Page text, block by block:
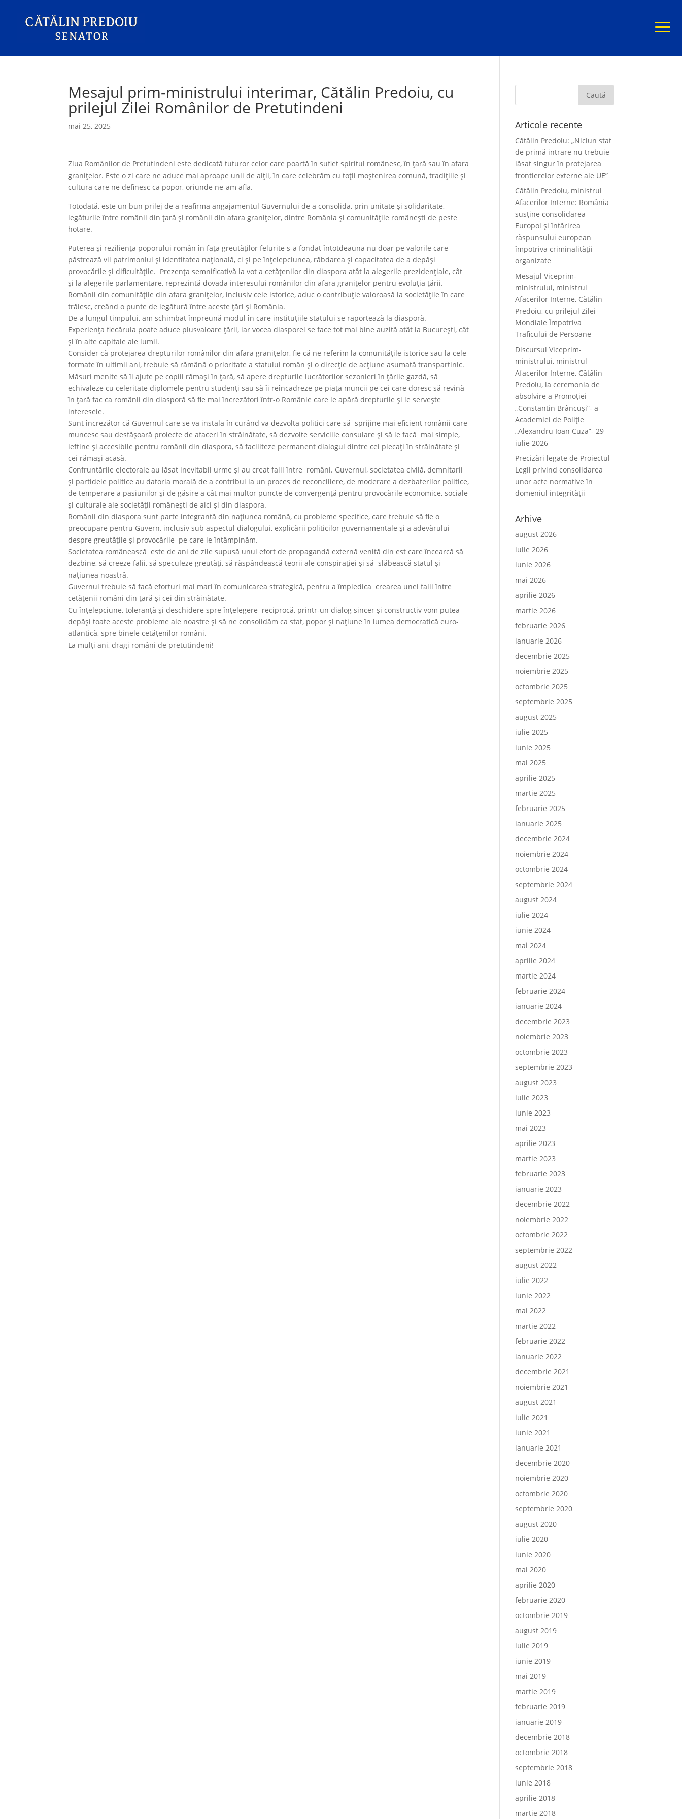
Mesajul prim-ministrului interimar, Cătălin Predoiu, cu
prilejul Zilei Românilor de Pretutindeni
mai 25, 2025
Ziua Românilor de Pretutindeni este dedicată tuturor celor care poartă în suflet spiritul românesc, în țară sau în afara
granițelor. Este o zi care ne aduce mai aproape unii de alţii, în care celebrăm cu toții moștenirea comună, tradițiile și
cultura care ne definesc ca popor, oriunde ne-am afla.
Totodată, este un bun prilej de a reafirma angajamentul Guvernului de a consolida, prin unitate și solidaritate,
legăturile între românii din țară și românii din afara granițelor, dintre România și comunitățile românești de peste
hotare.
Puterea și reziliența poporului român în fața greutăților felurite s-a fondat întotdeauna nu doar pe valorile care
păstrează vii patrimoniul și identitatea națională, ci și pe înțelepciunea, răbdarea și capacitatea de a depăși
provocările și dificultățile. Prezența semnificativă la vot a cetățenilor din diaspora atât la alegerile prezidențiale, cât
și la alegerile parlamentare, reprezintă dovada interesului românilor din afara granițelor pentru evoluția țării.
Românii din comunitățile din afara granițelor, inclusiv cele istorice, aduc o contribuție valoroasă la societățile în care
trăiesc, creând o punte de legătură între aceste țări și România.
De-a lungul timpului, am schimbat împreună modul în care instituțiile statului se raportează la diasporă.
Experiența fiecăruia poate aduce plusvaloare țării, iar vocea diasporei se face tot mai bine auzită atât la București, cât
și în alte capitale ale lumii.
Consider că protejarea drepturilor românilor din afara granițelor, fie că ne referim la comunitățile istorice sau la cele
formate în ultimii ani, trebuie să rămână o prioritate a statului român și o direcție de acțiune asumată transpartinic.
Măsuri menite să îi ajute pe copiii rămași în țară, să apere drepturile lucrătorilor sezonieri în țările gazdă, să
echivaleze cu celeritate diplomele pentru studenți sau să îi reîncadreze pe piața muncii pe cei care doresc să revină
în țară fac ca românii din diasporă să fie mai încrezători într-o Românie care le apără drepturile și le servește
interesele.
Sunt încrezător că Guvernul care se va instala în curând va dezvolta politici care să sprijine mai eficient românii care
muncesc sau desfășoară proiecte de afaceri în străinătate, să dezvolte serviciile consulare și să le facă mai simple,
ieftine și accesibile pentru românii din diaspora, să faciliteze permanent dialogul dintre cei plecați în străinătate și
cei rămași acasă.
Confruntările electorale au lăsat inevitabil urme și au creat falii între români. Guvernul, societatea civilă, demnitarii
și partidele politice au datoria morală de a contribui la un proces de reconciliere, de moderare a dezbaterilor politice,
de temperare a pasiunilor și de găsire a cât mai multor puncte de convergență pentru provocările economice, sociale
și culturale ale societății românești de aici și din diaspora.
Românii din diaspora sunt parte integrantă din națiunea română, cu probleme specifice, care trebuie să fie o
preocupare pentru Guvern, inclusiv sub aspectul dialogului, explicării politicilor guvernamentale și a adevărului
despre greutățile și provocările pe care le întâmpinăm.
Societatea românească este de ani de zile supusă unui efort de propagandă externă venită din est care încearcă să
dezbine, să creeze falii, să speculeze greutăți, să răspândească teorii ale conspirației și să slăbească statul și
națiunea noastră.
Guvernul trebuie să facă eforturi mai mari în comunicarea strategică, pentru a împiedica crearea unei falii între
cetățenii români din țară și cei din străinătate.
Cu înțelepciune, toleranță și deschidere spre înțelegere reciprocă, printr-un dialog sincer și constructiv vom putea
depăși toate aceste probleme ale noastre și să ne consolidăm ca stat, popor și națiune în lumea democratică euro-
atlantică, spre binele cetățenilor români.
La mulți ani, dragi români de pretutindeni!
Articole recente
Cătălin Predoiu: „Niciun stat
de primă intrare nu trebuie
lăsat singur în protejarea
frontierelor externe ale UE”
Cătălin Predoiu, ministrul
Afacerilor Interne: România
susține consolidarea
Europol și întărirea
răspunsului european
împotriva criminalității
organizate
Mesajul Viceprim-
ministrului, ministrul
Afacerilor Interne, Cătălin
Predoiu, cu prilejul Zilei
Mondiale Împotriva
Traficului de Persoane
Discursul Viceprim-
ministrului, ministrul
Afacerilor Interne, Cătălin
Predoiu, la ceremonia de
absolvire a Promoției
„Constantin Brâncuși”- a
Academiei de Poliție
„Alexandru Ioan Cuza”- 29
iulie 2026
Precizări legate de Proiectul
Legii privind consolidarea
unor acte normative în
domeniul integrității
Arhive
august 2026
iulie 2026
iunie 2026
mai 2026
aprilie 2026
martie 2026
februarie 2026
ianuarie 2026
decembrie 2025
noiembrie 2025
octombrie 2025
septembrie 2025
august 2025
iulie 2025
iunie 2025
mai 2025
aprilie 2025
martie 2025
februarie 2025
ianuarie 2025
decembrie 2024
noiembrie 2024
octombrie 2024
septembrie 2024
august 2024
iulie 2024
iunie 2024
mai 2024
aprilie 2024
martie 2024
februarie 2024
ianuarie 2024
decembrie 2023
noiembrie 2023
octombrie 2023
septembrie 2023
august 2023
iulie 2023
iunie 2023
mai 2023
aprilie 2023
martie 2023
februarie 2023
ianuarie 2023
decembrie 2022
noiembrie 2022
octombrie 2022
septembrie 2022
august 2022
iulie 2022
iunie 2022
mai 2022
martie 2022
februarie 2022
ianuarie 2022
decembrie 2021
noiembrie 2021
august 2021
iulie 2021
iunie 2021
ianuarie 2021
decembrie 2020
noiembrie 2020
octombrie 2020
septembrie 2020
august 2020
iulie 2020
iunie 2020
mai 2020
aprilie 2020
februarie 2020
octombrie 2019
august 2019
iulie 2019
iunie 2019
mai 2019
martie 2019
februarie 2019
ianuarie 2019
decembrie 2018
octombrie 2018
septembrie 2018
iunie 2018
aprilie 2018
martie 2018